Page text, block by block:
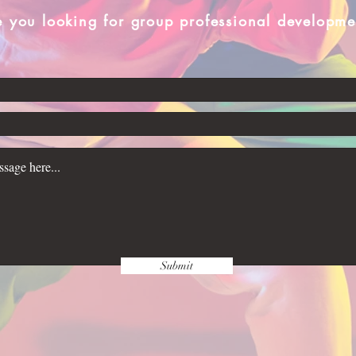
you looking for group professional
Submit